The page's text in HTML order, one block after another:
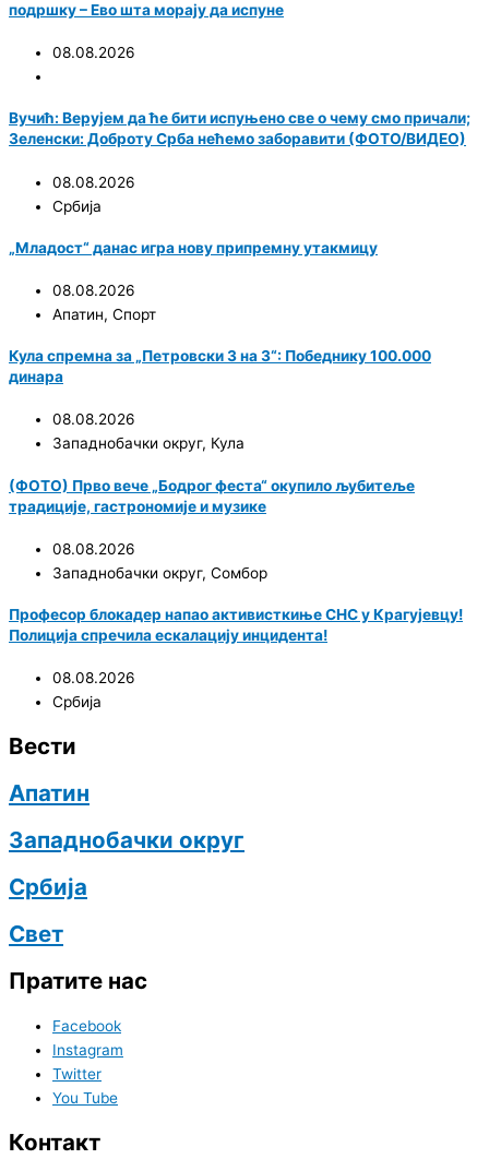
подршку – Ево шта морају да испуне
08.08.2026
Вучић: Верујем да ће бити испуњено све о чему смо причали;
Зеленски: Доброту Срба нећемо заборавити (ФОТО/ВИДЕО)
08.08.2026
Србија
„Младост“ данас игра нову припремну утакмицу
08.08.2026
Апатин, Спорт
Кула спремна за „Петровски 3 на 3“: Победнику 100.000
динара
08.08.2026
Западнобачки округ, Кула
(ФОТО) Прво вече „Бодрог феста“ окупило љубитеље
традиције, гастрономије и музике
08.08.2026
Западнобачки округ, Сомбор
Професор блокадер напао активисткиње СНС у Крагујевцу!
Полиција спречила ескалацију инцидента!
08.08.2026
Србија
Вести
Апатин
Западнобачки округ
Србија
Свет
Пратите нас
Facebook
Instagram
Twitter
You Tube
Контакт